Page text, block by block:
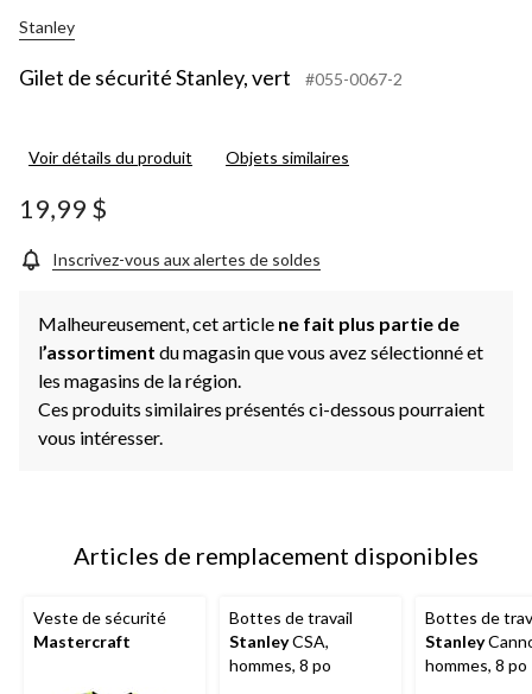
Stanley
Gilet de sécurité Stanley, vert #055-0067-2
Voir détails du produit Objets similaires
19,99 $
Inscrivez-vous aux alertes de soldes
Malheureusement, cet article ne fait plus partie de
l’assortiment du magasin que vous avez sélectionné et
les magasins de la région.
Ces produits similaires présentés ci-dessous pourraient
vous intéresser.
Articles de remplacement disponibles
Veste de sécurité
Mastercraft
Bottes de travail
StanleyCSA,
hommes, 8 po
Bottes de
Stanley
hommes, 8 po